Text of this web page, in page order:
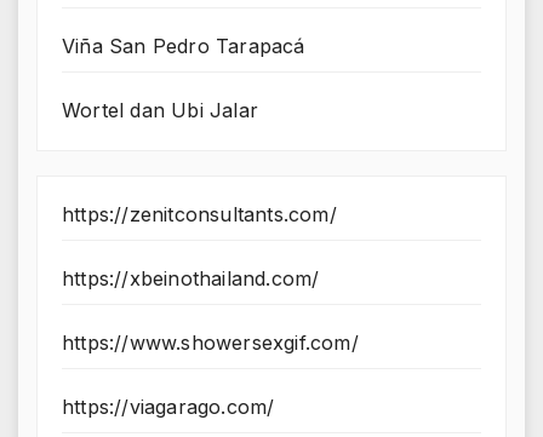
Viña San Pedro Tarapacá
Wortel dan Ubi Jalar
https://zenitconsultants.com/
https://xbeinothailand.com/
https://www.showersexgif.com/
https://viagarago.com/